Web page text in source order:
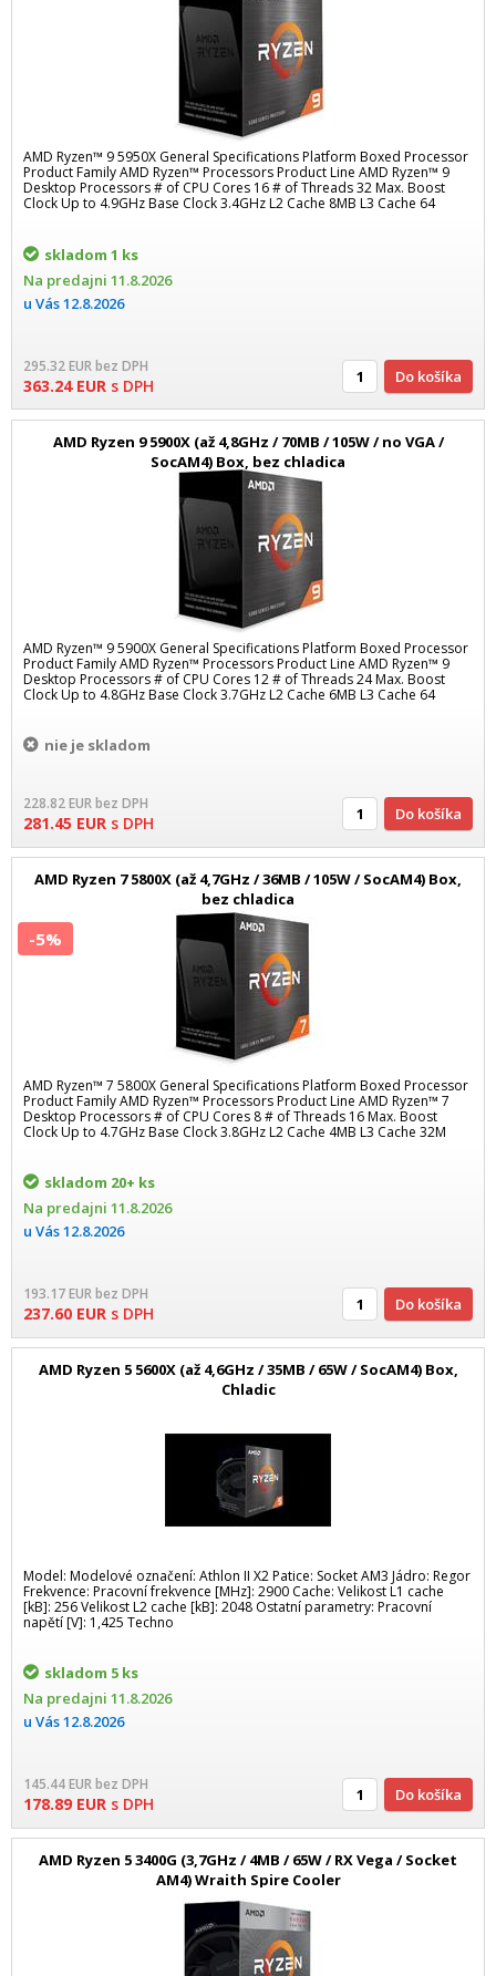
AMD Ryzen™ 9 5950X General Specifications Platform Boxed Processor
Product Family AMD Ryzen™ Processors Product Line AMD Ryzen™ 9
Desktop Processors # of CPU Cores 16 # of Threads 32 Max. Boost
Clock Up to 4.9GHz Base Clock 3.4GHz L2 Cache 8MB L3 Cache 64
skladom 1 ks
Na predajni 11.8.2026
u Vás12.8.2026
295.32EURbez DPH
363.24EUR s DPH Do košíka
AMD Ryzen 9 5900X (až 4,8GHz / 70MB / 105W / no VGA /
SocAM4) Box, bez chladica
AMD Ryzen™ 9 5900X General Specifications Platform Boxed Processor
Product Family AMD Ryzen™ Processors Product Line AMD Ryzen™ 9
Desktop Processors # of CPU Cores 12 # of Threads 24 Max. Boost
Clock Up to 4.8GHz Base Clock 3.7GHz L2 Cache 6MB L3 Cache 64
nie je skladom
228.82EURbez DPH
281.45 EUR s DPH Do košíka
AMD Ryzen 7 5800X (až 4,7GHz / 36MB / 105W / SocAM4) Box,
bez chladica
AMD Ryzen™ 7 5800X General Specifications Platform Boxed Processor
Product Family AMD Ryzen™ Processors Product Line AMD Ryzen™ 7
Desktop Processors # of CPU Cores 8 # of Threads 16 Max. Boost
Clock Up to 4.7GHz Base Clock 3.8GHz L2 Cache 4MB L3 Cache 32M
skladom 20+ ks
Na predajni 11.8.2026
u Vás12.8.2026
193.17EURbez DPH
237.60 EUR s DPH
-5%
Do košíka
AMD Ryzen 5 5600X (až 4,6GHz / 35MB / 65W / SocAM4) Box,
Chladic
Model: Modelové označení: Athlon II X2 Patice: Socket AM3 Jádro: Regor
Frekvence: Pracovní frekvence [MHz]: 2900 Cache: Velikost L1 cache
[kB]: 256 Velikost L2 cache [kB]: 2048 Ostatní parametry: Pracovní
napětí [V]: 1,425 Techno
skladom 5 ks
Na predajni 11.8.2026
u Vás12.8.2026
145.44EURbez DPH
178.89 EUR s DPH Do košíka
AMD Ryzen 5 3400G (3,7GHz / 4MB / 65W / RX Vega / Socket
AM4) Wraith Spire Cooler